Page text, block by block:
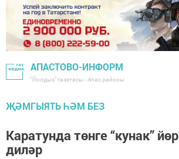
АПАСТОВО-ИНФОРМ
"Йолдыз" газетасы - Апас районы
ҖӘМГЫЯТЬ ҺӘМ БЕЗ
Каратунда төнге “кунак”
диләр